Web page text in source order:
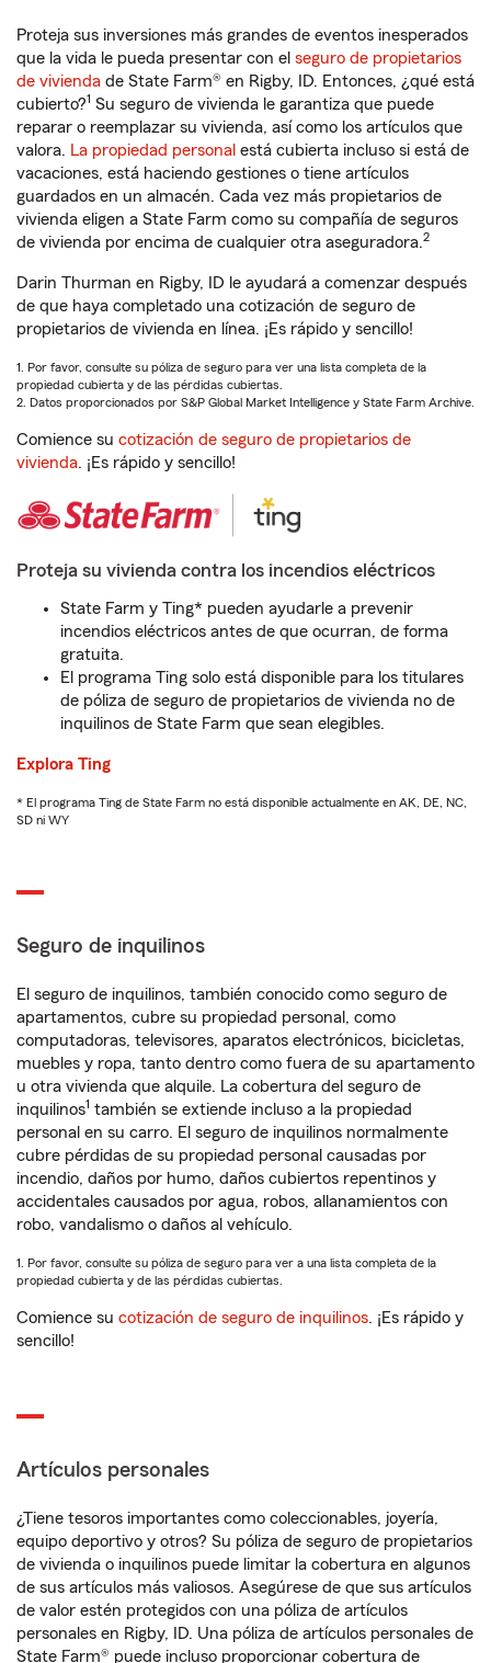
Proteja sus inversiones más grandes de eventos inesperados
que la vida le pueda presentar con el seguro de propietarios
de vivienda de State Farm® en Rigby, ID. Entonces, ¿qué está
cubierto?1 Su seguro de vivienda le garantiza que puede
reparar o reemplazar su vivienda, así como los artículos que
valora. La propiedad personal está cubierta incluso si está de
vacaciones, está haciendo gestiones o tiene artículos
guardados en un almacén. Cada vez más propietarios de
vivienda eligen a State Farm como su compañía de seguros
de vivienda por encima de cualquier otra aseguradora.2
Darin Thurman en Rigby, ID le ayudará a comenzar después
de que haya completado una cotización de seguro de
propietarios de vivienda en línea. ¡Es rápido y sencillo!
1. Por favor, consulte su póliza de seguro para ver una lista completa de la
propiedad cubierta y de las pérdidas cubiertas.
2. Datos proporcionados por S&P Global Market Intelligence y State Farm Archive.
Comience su cotización de seguro de propietarios de
vivienda. ¡Es rápido y sencillo!
Proteja su vivienda contra los incendios eléctricos
State Farm y Ting* pueden ayudarle a prevenir
incendios eléctricos antes de que ocurran, de forma
gratuita.
El programa Ting solo está disponible para los titulares
de póliza de seguro de propietarios de vivienda no de
inquilinos de State Farm que sean elegibles.
Explora Ting
* El programa Ting de State Farm no está disponible actualmente en AK, DE, NC,
SD ni WY
Seguro de inquilinos
El seguro de inquilinos, también conocido como seguro de
apartamentos, cubre su propiedad personal, como
computadoras, televisores, aparatos electrónicos, bicicletas,
muebles y ropa, tanto dentro como fuera de su apartamento
u otra vivienda que alquile. La cobertura del seguro de
inquilinos1 también se extiende incluso a la propiedad
personal en su carro. El seguro de inquilinos normalmente
cubre pérdidas de su propiedad personal causadas por
incendio, daños por humo, daños cubiertos repentinos y
accidentales causados por agua, robos, allanamientos con
robo, vandalismo o daños al vehículo.
1. Por favor, consulte su póliza de seguro para ver a una lista completa de la
propiedad cubierta y de las pérdidas cubiertas.
Comience su cotización de seguro de inquilinos. ¡Es rápido y
sencillo!
Artículos personales
¿Tiene tesoros importantes como coleccionables, joyería,
equipo deportivo y otros? Su póliza de seguro de propietarios
de vivienda o inquilinos puede limitar la cobertura en algunos
de sus artículos más valiosos. Asegúrese de que sus artículos
de valor estén protegidos con una póliza de artículos
personales en Rigby, ID. Una póliza de artículos personales de
State Farm® puede incluso proporcionar cobertura de